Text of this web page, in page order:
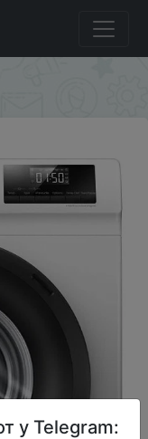
HISENSE
у Telegram: